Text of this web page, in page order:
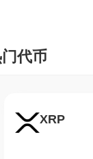
链上交易占据创
代币
XRP